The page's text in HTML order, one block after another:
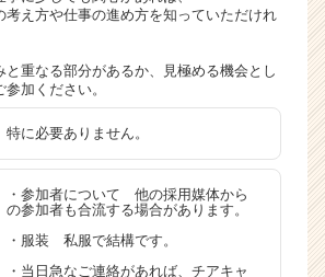
考え方や仕事の進め方を知っていただけれ
と重なる部分があるか、見極める機会とし
加ください。
特に必要ありません。
・参加者について 他の採用媒体から
の参加者も合流する場合があります。
・服装 私服で結構です。
・当日急なご連絡があれば、チアキャ